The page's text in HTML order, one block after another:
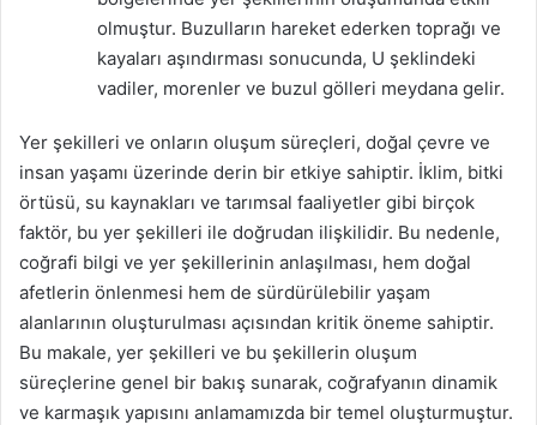
olmuştur. Buzulların hareket ederken toprağı ve
kayaları aşındırması sonucunda, U şeklindeki
vadiler, morenler ve buzul gölleri meydana gelir.
Yer şekilleri ve onların oluşum süreçleri, doğal çevre ve
insan yaşamı üzerinde derin bir etkiye sahiptir. İklim, bitki
örtüsü, su kaynakları ve tarımsal faaliyetler gibi birçok
faktör, bu yer şekilleri ile doğrudan ilişkilidir. Bu nedenle,
coğrafi bilgi ve yer şekillerinin anlaşılması, hem doğal
afetlerin önlenmesi hem de sürdürülebilir yaşam
alanlarının oluşturulması açısından kritik öneme sahiptir.
Bu makale, yer şekilleri ve bu şekillerin oluşum
süreçlerine genel bir bakış sunarak, coğrafyanın dinamik
ve karmaşık yapısını anlamamızda bir temel oluşturmuştur.